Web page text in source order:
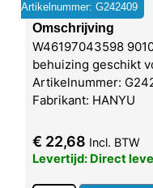
Artikelnummer: G242409
Omschrijving
W46197043598
behuizing geschikt
Artikelnummer:
Fabrikant: HANYU
€ 22,68 Incl. BTW
Levertijd: Direct